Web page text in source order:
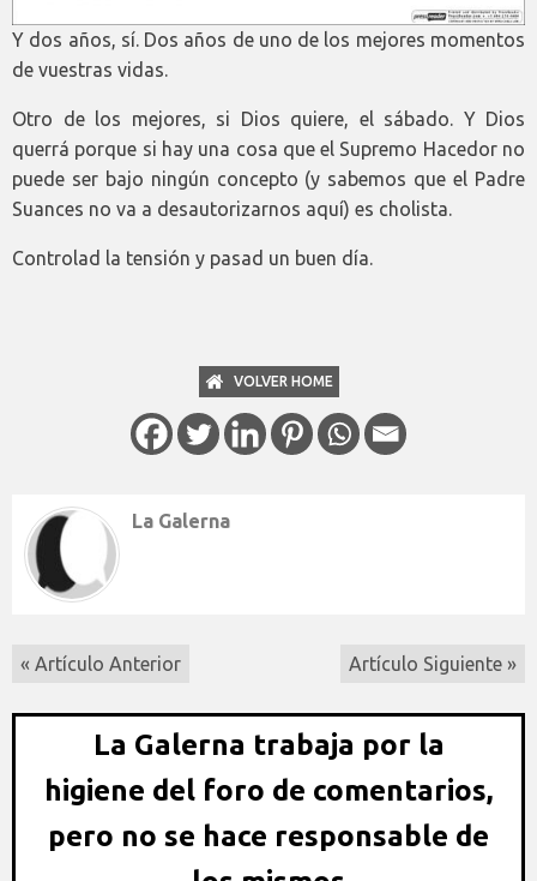
Y dos años, sí. Dos años de uno de los mejores momentos
de vuestras vidas.
Otro de los mejores, si Dios quiere, el sábado. Y Dios
querrá porque si hay una cosa que el Supremo Hacedor no
puede ser bajo ningún concepto (y sabemos que el Padre
Suances no va a desautorizarnos aquí) es cholista.
Controlad la tensión y pasad un buen día.
VOLVER HOME
La Galerna
« Artículo Anterior Artículo Siguiente »
La Galerna trabaja por la
higiene del foro de comentarios,
pero no se hace responsable de